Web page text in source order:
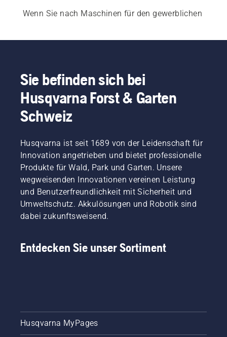
Wenn Sie nach Maschinen für den gewerblichen
professionellen Aufsitzfrontmäher an.
Sie befinden sich bei
Husqvarna Forst & Garten
Schweiz
Husqvarna ist seit 1689 von der Leidenschaft für
Innovation angetrieben und bietet professionelle
Produkte für Wald, Park und Garten. Unsere
wegweisenden Innovationen vereinen Leistung
und Benutzerfreundlichkeit mit Sicherheit und
Umweltschutz. Akkulösungen und Robotik sind
dabei zukunftsweisend.
Entdecken Sie unser Sortiment
Husqvarna MyPages